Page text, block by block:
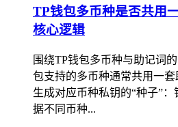
TP钱包多币种是否共用
核心逻辑
围绕TP钱包多币种与助记词
包支持的多币种通常共用一
生成对应币种私钥的“种子”
据不同币种...